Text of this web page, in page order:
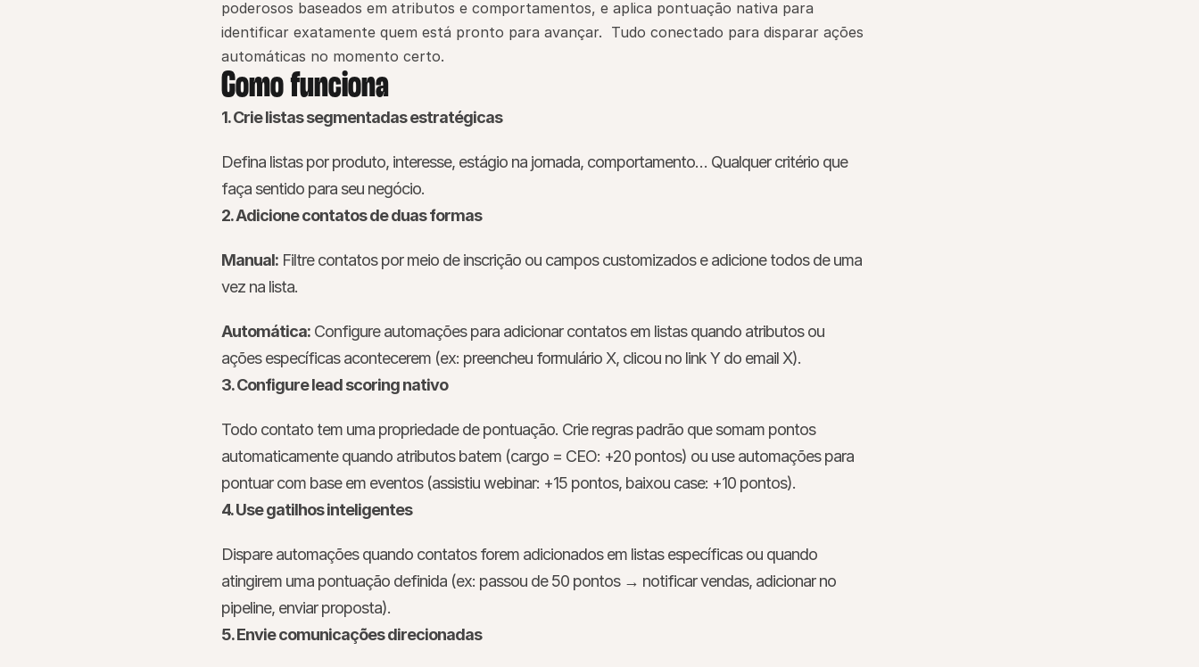
poderosos baseados em atributos e comportamentos, e aplica pontuação nativa para
identificar exatamente quem está pronto para avançar.  Tudo conectado para disparar ações
automáticas no momento certo.
Como funciona
1. Crie listas segmentadas estratégicas
Defina listas por produto, interesse, estágio na jornada, comportamento… Qualquer critério que
faça sentido para seu negócio.
2. Adicione contatos de duas formas
Manual: Filtre contatos por meio de inscrição ou campos customizados e adicione todos de uma
vez na lista.
Automática: Configure automações para adicionar contatos em listas quando atributos ou
ações específicas acontecerem (ex: preencheu formulário X, clicou no link Y do email X).
3. Configure lead scoring nativo
Todo contato tem uma propriedade de pontuação. Crie regras padrão que somam pontos
automaticamente quando atributos batem (cargo = CEO: +20 pontos) ou use automações para
pontuar com base em eventos (assistiu webinar: +15 pontos, baixou case: +10 pontos).
4. Use gatilhos inteligentes
Dispare automações quando contatos forem adicionados em listas específicas ou quando
atingirem uma pontuação definida (ex: passou de 50 pontos → notificar vendas, adicionar no
pipeline, enviar proposta).
5. Envie comunicações direcionadas